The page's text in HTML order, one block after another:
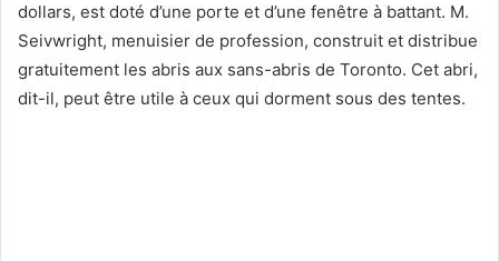
dollars, est doté d’une porte et d’une fenêtre à battant. M.
Seivwright, menuisier de profession, construit et distribue
gratuitement les abris aux sans-abris de Toronto. Cet abri,
dit-il, peut être utile à ceux qui dorment sous des tentes.